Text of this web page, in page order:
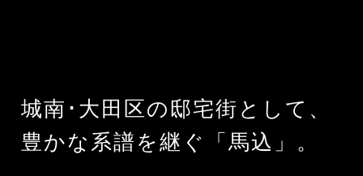
城南･大田区の邸宅街として、
豊かな系譜を継ぐ「馬込」。